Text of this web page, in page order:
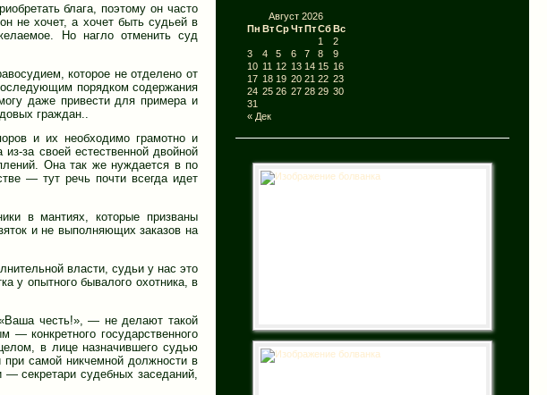
Август 2026
Пн ВтСрЧтПтСбВс
« Дек
1
2
3
4 5 6 7 8
9
10 11 12 13 14 15 16
17 18 19 20 21 22 23
24 25 26 27 28 29 30
31
блага, поэтому он часто
не хочет, а хочет быть судьей в
Но нагло отменить суд
которое не отделено от
порядком содержания
даже привести для примера и
граждан..
и их необходимо грамотно и
за своей естественной двойной
Она так же нуждается в по
— тут речь почти всегда идет
в мантиях, которые призваны
и не выполняющих заказов на
власти, судьи у нас это
у опытного бывалого охотника, в
честь!», — не делают такой
— конкретного государственного
в лице назначившего судью
при самой никчемной должности в
секретари судебных заседаний,